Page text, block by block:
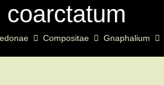
Compositae Gnaphalium